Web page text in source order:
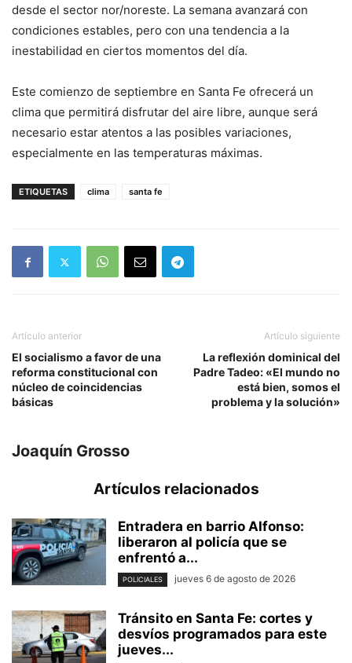
desde el sector nor/noreste. La semana avanzará con
condiciones estables, pero con una tendencia a la
inestabilidad en ciertos momentos del día.
Este comienzo de septiembre en Santa Fe ofrecerá un
clima que permitirá disfrutar del aire libre, aunque será
necesario estar atentos a las posibles variaciones,
especialmente en las temperaturas máximas.
ETIQUETAS clima santa fe
Artículo anterior
El socialismo a favor de una
reforma constitucional con
núcleo de coincidencias
básicas
Artículo siguiente
La reflexión dominical del
Padre Tadeo: «El mundo no
está bien, somos el
problema y la solución»
Joaquín Grosso
Artículos relacionados
Entradera en barrio Alfonso:
liberaron al policía que se
enfrentó a...
POLICIALES jueves 6 de agosto de 2026
Tránsito en Santa Fe: cortes y
desvíos programados para este
jueves...